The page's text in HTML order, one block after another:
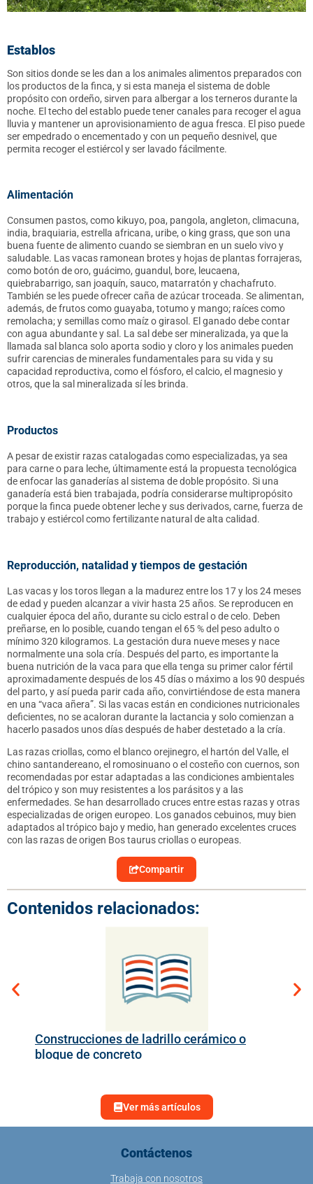
Establos
Son sitios donde se les dan a los animales alimentos preparados con
los productos de la finca, y si esta maneja el sistema de doble
propósito con ordeño, sirven para albergar a los terneros durante la
noche. El techo del establo puede tener canales para recoger el agua
lluvia y mantener un aprovisionamiento de agua fresca. El piso puede
ser empedrado o encementado y con un pequeño desnivel, que
permita recoger el estiércol y ser lavado fácilmente.
Alimentación
Consumen pastos, como kikuyo, poa, pangola, angleton, climacuna,
india, braquiaria, estrella africana, uribe, o king grass, que son una
buena fuente de alimento cuando se siembran en un suelo vivo y
saludable. Las vacas ramonean brotes y hojas de plantas forrajeras,
como botón de oro, guácimo, guandul, bore, leucaena,
quiebrabarrigo, san joaquín, sauco, matarratón y chachafruto.
También se les puede ofrecer caña de azúcar troceada. Se alimentan,
además, de frutos como guayaba, totumo y mango; raíces como
remolacha; y semillas como maíz o girasol. El ganado debe contar
con agua abundante y sal. La sal debe ser mineralizada, ya que la
llamada sal blanca solo aporta sodio y cloro y los animales pueden
sufrir carencias de minerales fundamentales para su vida y su
capacidad reproductiva, como el fósforo, el calcio, el magnesio y
otros, que la sal mineralizada sí les brinda.
Productos
A pesar de existir razas catalogadas como especializadas, ya sea
para carne o para leche, últimamente está la propuesta tecnológica
de enfocar las ganaderías al sistema de doble propósito. Si una
ganadería está bien trabajada, podría considerarse multipropósito
porque la finca puede obtener leche y sus derivados, carne, fuerza de
trabajo y estiércol como fertilizante natural de alta calidad.
Reproducción, natalidad y tiempos de gestación
Las vacas y los toros llegan a la madurez entre los 17 y los 24 meses
de edad y pueden alcanzar a vivir hasta 25 años. Se reproducen en
cualquier época del año, durante su ciclo estral o de celo. Deben
preñarse, en lo posible, cuando tengan el 65 % del peso adulto o
mínimo 320 kilogramos. La gestación dura nueve meses y nace
normalmente una sola cría. Después del parto, es importante la
buena nutrición de la vaca para que ella tenga su primer calor fértil
aproximadamente después de los 45 días o máximo a los 90 después
del parto, y así pueda parir cada año, convirtiéndose de esta manera
en una “vaca añera”. Si las vacas están en condiciones nutricionales
deficientes, no se acaloran durante la lactancia y solo comienzan a
hacerlo pasados unos días después de haber destetado a la cría.
Las razas criollas, como el blanco orejinegro, el hartón del Valle, el
chino santandereano, el romosinuano o el costeño con cuernos, son
recomendadas por estar adaptadas a las condiciones ambientales
del trópico y son muy resistentes a los parásitos y a las
enfermedades. Se han desarrollado cruces entre estas razas y otras
especializadas de origen europeo. Los ganados cebuinos, muy bien
adaptados al trópico bajo y medio, han generado excelentes cruces
con las razas de origen Bos taurus criollas o europeas.
Compartir
Contenidos relacionados:
Construcciones de ladrillo cerámico o
bloque de concreto
Ver más artículos
Contáctenos
Trabaja con nosotros